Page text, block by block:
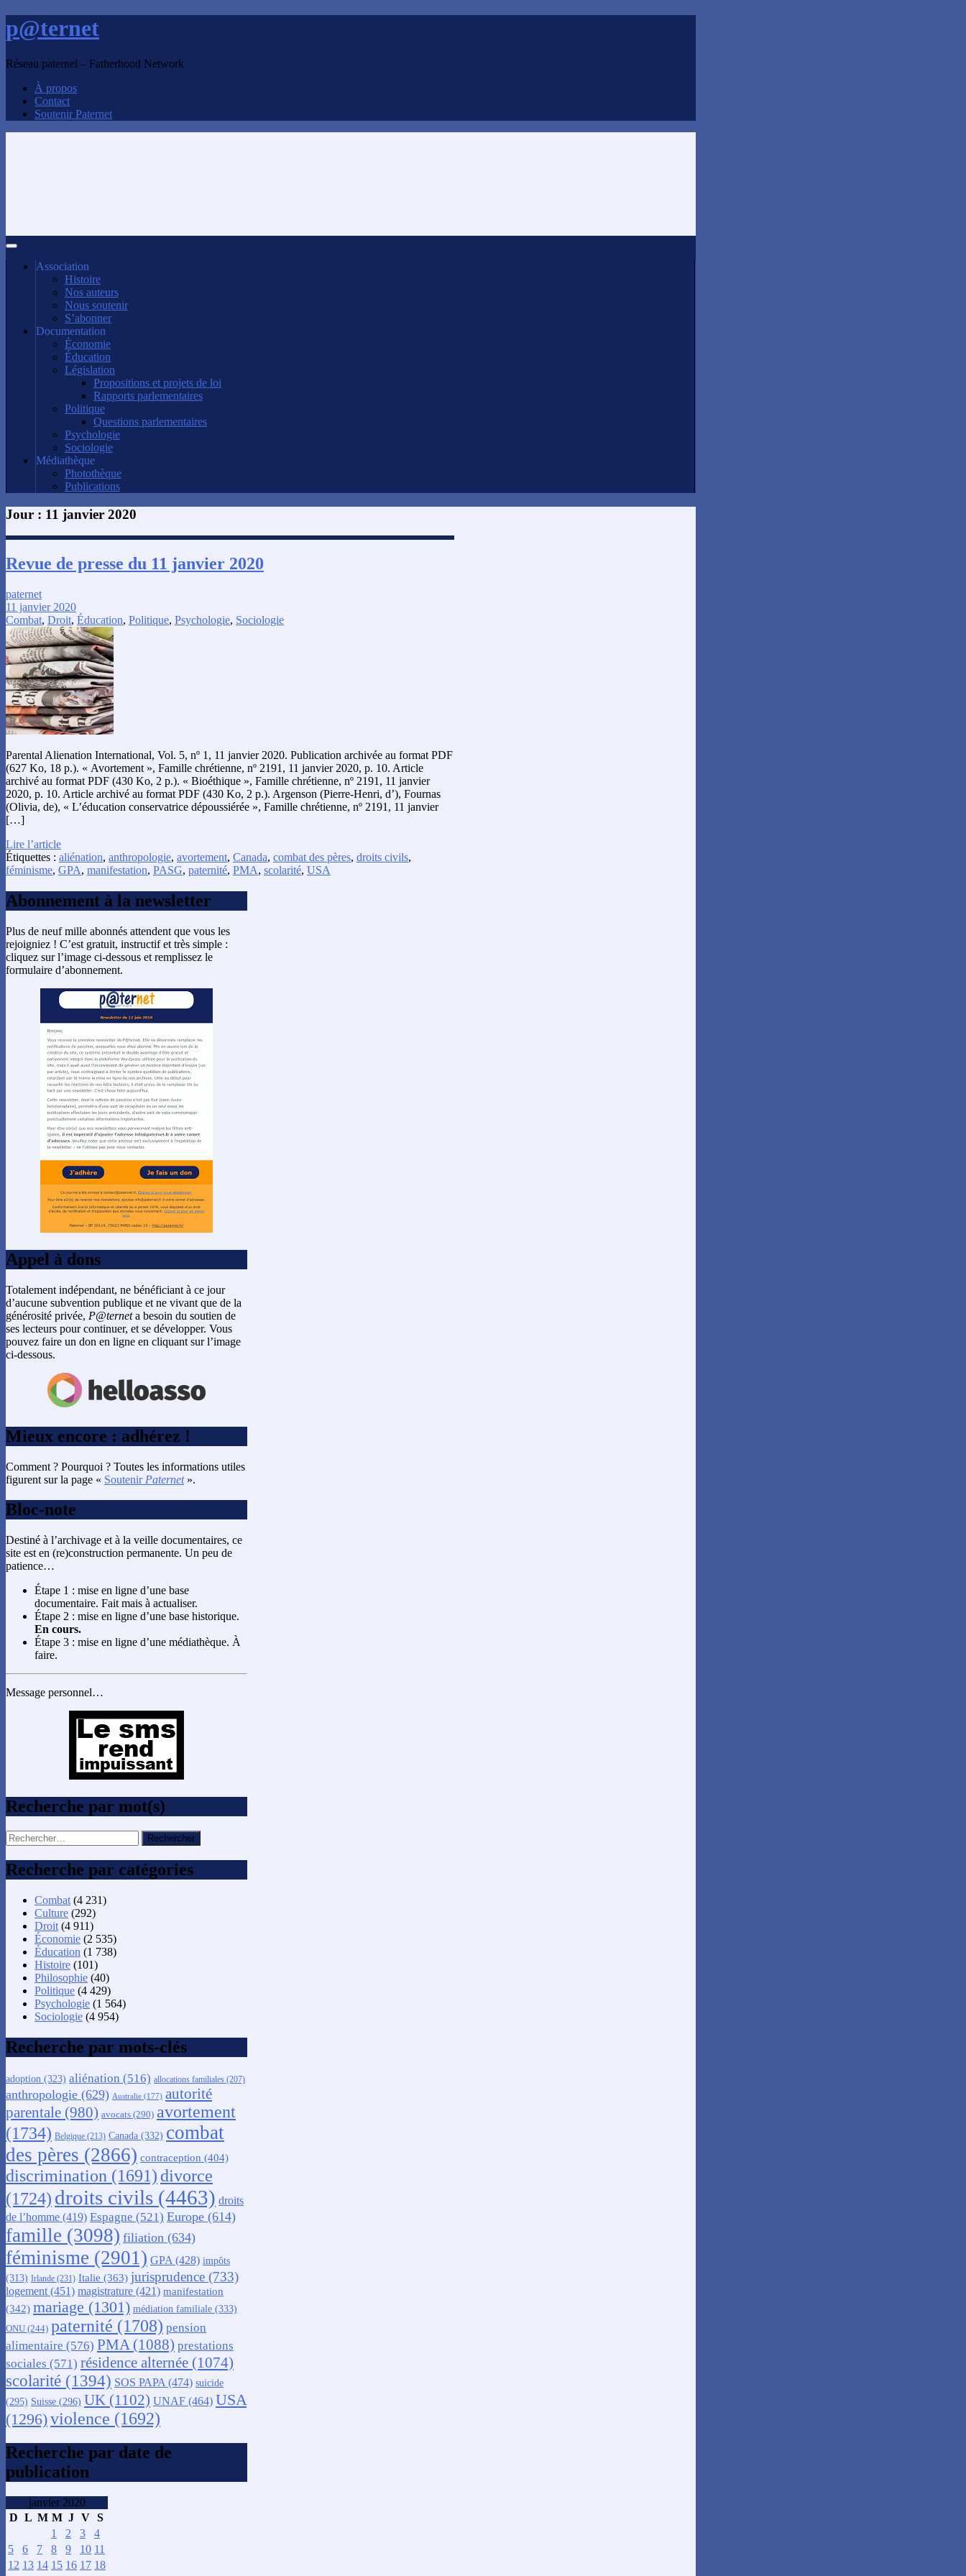
p@ternet
Réseau paternel – Fatherhood Network
À propos
Contact
Soutenir Paternet
Association
Histoire
Nos auteurs
Nous soutenir
S’abonner
Documentation
Économie
Éducation
Législation
Propositions et projets de loi
Rapports parlementaires
Politique
Questions parlementaires
Psychologie
Sociologie
Médiathèque
Photothèque
Publications
Jour : 11 janvier 2020
Revue de presse du 11 janvier 2020
paternet
11 janvier 2020
Combat, Droit, Éducation, Politique, Psychologie, Sociologie
Parental Alienation International, Vol. 5, nº 1, 11 janvier 2020. Publication archivée au format PDF
(627 Ko, 18 p.). « Avortement », Famille chrétienne, nº 2191, 11 janvier 2020, p. 10. Article
archivé au format PDF (430 Ko, 2 p.). « Bioéthique », Famille chrétienne, nº 2191, 11 janvier
2020, p. 10. Article archivé au format PDF (430 Ko, 2 p.). Argenson (Pierre-Henri, d’), Fournas
(Olivia, de), « L’éducation conservatrice dépoussiérée », Famille chrétienne, nº 2191, 11 janvier
[…]
Lire l’article
Étiquettes : aliénation, anthropologie, avortement, Canada, combat des pères, droits civils,
féminisme, GPA, manifestation, PASG, paternité, PMA, scolarité, USA
Abonnement à la newsletter
Plus de neuf mille abonnés attendent que vous les
rejoigniez ! C’est gratuit, instructif et très simple :
cliquez sur l’image ci-dessous et remplissez le
formulaire d’abonnement.
Appel à dons
Totalement indépendant, ne bénéficiant à ce jour
d’aucune subvention publique et ne vivant que de la
générosité privée, P@terneta besoin du soutien de
ses lecteurs pour continuer, et se développer. Vous
pouvez faire un don en ligne en cliquant sur l’image
ci-dessous.
Mieux encore : adhérez !
Comment ? Pourquoi ? Toutes les informations utiles
figurent sur la page « Soutenir Paternet».
Bloc-note
Destiné à l’archivage et à la veille documentaires, ce
site est en (re)construction permanente. Un peu de
patience…
Étape 1 : mise en ligne d’une base
documentaire. Fait mais à actualiser.
Étape 2 : mise en ligne d’une base historique.
En cours.
Étape 3 : mise en ligne d’une médiathèque. À
faire.
Message personnel…
Recherche par mot(s)
Rechercher :
Recherche par catégories
Combat (4 231)
Culture (292)
Droit (4 911)
Économie (2 535)
Éducation (1 738)
Histoire (101)
Philosophie (40)
Politique (4 429)
Psychologie (1 564)
Sociologie (4 954)
Recherche par mots-clés
adoption (323) aliénation (516) allocations familiales (207)
anthropologie (629) Australie (177) autorité
parentale (980) avocats (290) avortement
(1734) Belgique (213) Canada (332) combat
des pères (2866) contraception (404)
discrimination (1691) divorce
(1724) droits civils (4463) droits
de l’homme (419) Espagne (521) Europe (614)
famille (3098) filiation (634)
féminisme (2901) GPA (428) impôts
(313) Irlande (231) Italie (363) jurisprudence (733)
logement (451) magistrature (421) manifestation
(342) mariage (1301) médiation familiale (333)
ONU (244) paternité (1708) pension
alimentaire (576) PMA(1088) prestations
sociales (571) résidence alternée (1074)
scolarité (1394) SOS PAPA(474) suicide
(295) Suisse (296) UK (1102) UNAF (464) USA
(1296)violence (1692)
Recherche par date de
publication
janvier 2020
D L M M J V S
1
2 3
4
5
6 7 8 9 10 11
12 13 14 15 16 17 18